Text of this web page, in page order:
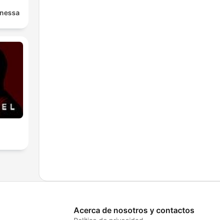
Acerca de nosotros y contactos